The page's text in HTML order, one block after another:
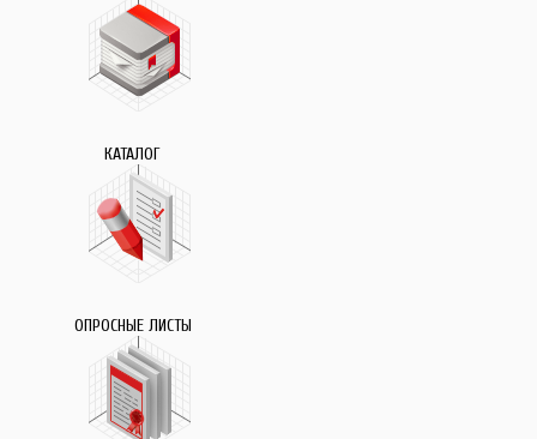
КАТАЛОГ
ОПРОСНЫЕ ЛИСТЫ